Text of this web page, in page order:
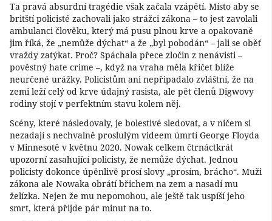
Ta pravá absurdní tragédie však začala vzápětí. Místo aby se
britští policisté zachovali jako strážci zákona – to jest zavolali
ambulanci člověku, který má pusu plnou krve a opakovaně
jim říká, že „nemůže dýchat“ a že „byl pobodán“ – jali se oběť
vraždy zatýkat. Proč? Spáchala přece zločin z nenávisti –
pověstný hate crime –, když na vraha měla křičet blíže
neurčené urážky. Policistům ani nepřipadalo zvláštní, že na
zemi leží celý od krve údajný rasista, ale pět členů Digwovy
rodiny stojí v perfektním stavu kolem něj.
Scény, které následovaly, je bolestivé sledovat, a v ničem si
nezadají s nechvalně proslulým videem úmrtí George Floyda
v Minnesotě v květnu 2020. Nowak celkem čtrnáctkrát
upozorní zasahující policisty, že nemůže dýchat. Jednou
policisty dokonce úpěnlivě prosí slovy „prosím, brácho“. Muži
zákona ale Nowaka obrátí břichem na zem a nasadí mu
želízka. Nejen že mu nepomohou, ale ještě tak uspíší jeho
smrt, která přijde pár minut na to.